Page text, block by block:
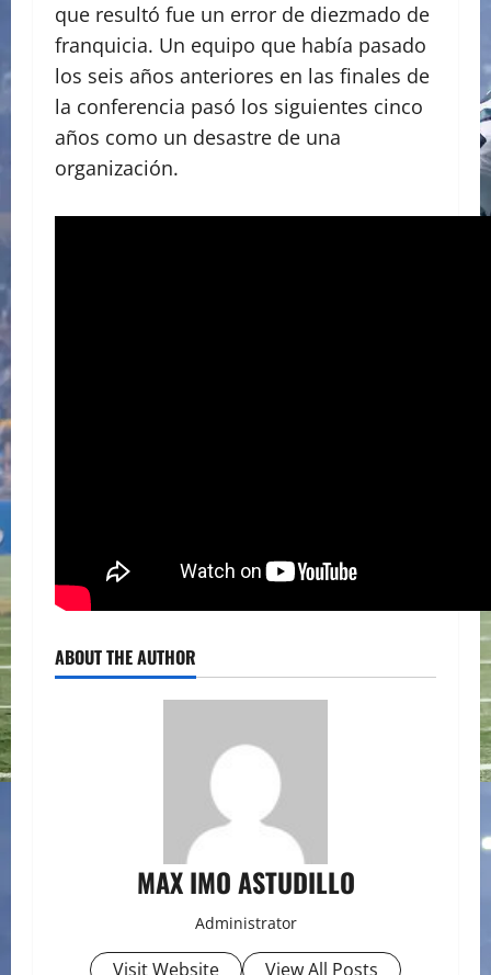
que resultó fue un error de diezmado de
franquicia. Un equipo que había pasado
los seis años anteriores en las finales de
la conferencia pasó los siguientes cinco
años como un desastre de una
organización.
ABOUT THE AUTHOR
MAX IMO ASTUDILLO
Administrator
Visit Website View All Posts